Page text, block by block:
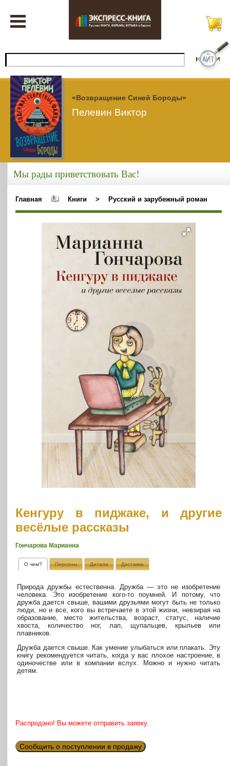
«Возвращение Синей Бороды»
Пелевин Виктор
Мы рады приветствовать Вас!
Главная Книги > Русский и зарубежный роман
Кенгуру в пиджаке, и другие
весёлые рассказы
Гончарова Марианна
О чем? Персоны Детали Доставка
Природа дружбы естественна. Дружба — это не изобретение
человека. Это изобретение кого-то поумней. И потому, что
дружба дается свыше, вашими друзьями могут быть не только
люди, но и все, кого вы встречаете в этой жизни, невзирая на
образование, место жительства, возраст, статус, наличие
хвоста, количество ног, лап, щупальцев, крыльев или
плавников.
Дружба дается свыше. Как умение улыбаться или плакать. Эту
книгу рекомендуется читать, когда у вас плохое настроение, в
одиночестве или в компании вслух. Можно и нужно читать
детям.
Распродано! Вы можете отправить заявку.
Сообщить о поступлении в продажу